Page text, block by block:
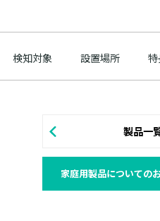
検知対象 設置場所
製品一
家庭用製品についての